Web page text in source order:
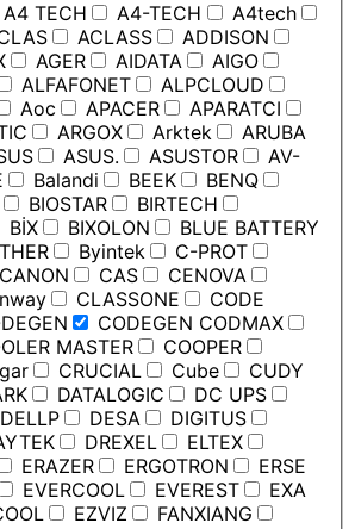
A4 TECH A4-TECH
A4tech
ACLASS
ADDISON
AGER AIDATA
AIGO
ALFAFONET
ALPCLOUD
Aoc APACER
APARATCI
ARGOX Arktek
ARUBA
ASUS. ASUSTOR
AV-
Balandi BEEK
BENQ
BIOSTAR
BIRTECH
BİX BIXOLON
BLUE BATTERY
Byintek
C-PROT
CANON CAS
CENOVA
CLASSONE
CODE
CODEGEN CODMAX
MASTER
COOPER
CRUCIAL Cube
CUDY
DATALOGIC
DC UPS
DELLP DESA
DIGITUS
DREXEL
ELTEX
ERAZER ERGOTRON
ERSE
EVERCOOL EVEREST
EXA
EZVIZ
FANXIANG